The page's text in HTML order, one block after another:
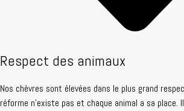
Respect des animaux
Nos chèvres sont élevées dans le plus grand
réforme n'existe pas et chaque animal a sa place.